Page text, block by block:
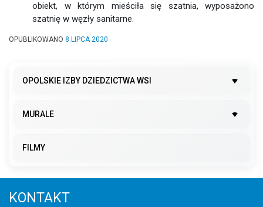
obiekt, w którym mieściła się szatnia, wyposażono
szatnię w węzły sanitarne.
OPUBLIKOWANO 8 LIPCA 2020
OPOLSKIE IZBY DZIEDZICTWA WSI
MURALE
FILMY
KONTAKT